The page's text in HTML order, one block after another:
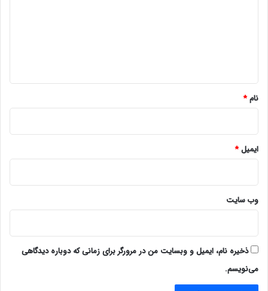
نام*
ایمیل*
وب‌ سایت
ذخیره نام، ایمیل و وبسایت من در مرورگر برای زمانی که دوباره دیدگاهی
می‌نویسم.